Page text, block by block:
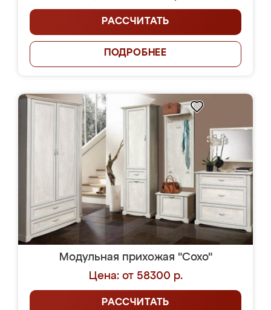
РАССЧИТАТЬ
ПОДРОБНЕЕ
Модульная прихожая "Сохо"
Цена: от 58300 р.
РАССЧИТАТЬ